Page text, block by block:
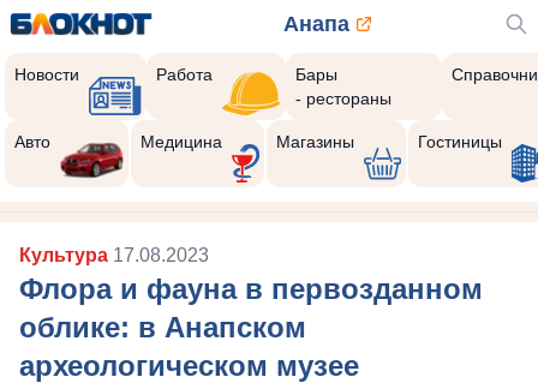
Анапа
Новости Работа
Бары
- рестораны
Авто Медицина Магазины Гостиницы
Культура 17.08.2023
Флора и фауна в первозданном
облике: в Анапском
археологическом музее